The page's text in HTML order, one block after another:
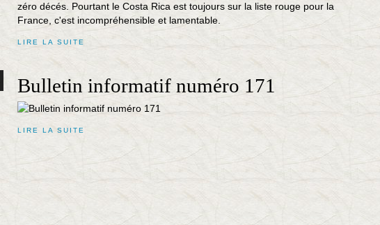
zéro décés. Pourtant le Costa Rica est toujours sur la liste rouge pour la
France, c'est incompréhensible et lamentable.
LIRE LA SUITE
Bulletin informatif numéro 171
LIRE LA SUITE